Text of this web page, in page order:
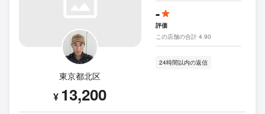
東京都北区
¥ 13,200
-
評価
この店舗の合計 4.90
24時間以内の返信